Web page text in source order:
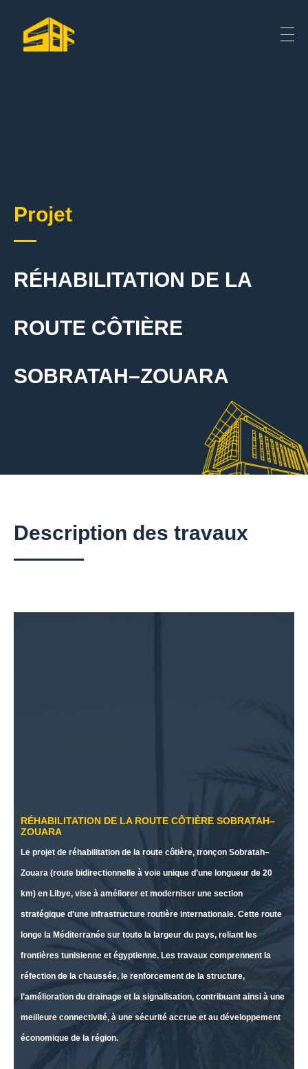
Projet
RÉHABILITATION DE LA
ROUTE CÔTIÈRE
SOBRATAH–ZOUARA
Description des travaux
RÉHABILITATION DE LA ROUTE CÔTIÈRE SOBRATAH–
ZOUARA
Le projet de réhabilitation de la route côtière, tronçon Sobratah–
Zouara (route bidirectionnelle à voie unique d’une longueur de 20
km) en Libye, vise à améliorer et moderniser une section
stratégique d'une infrastructure routière internationale. Cette route
longe la Méditerranée sur toute la largeur du pays, reliant les
frontières tunisienne et égyptienne. Les travaux comprennent la
réfection de la chaussée, le renforcement de la structure,
l’amélioration du drainage et la signalisation, contribuant ainsi à une
meilleure connectivité, à une sécurité accrue et au développement
économique de la région.